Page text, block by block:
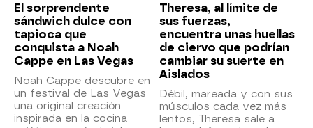
El sorprendente
sándwich dulce con
tapioca que
conquista a Noah
Cappe en Las Vegas
Noah Cappe descubre en
un festival de Las Vegas
una original creación
inspirada en la cocina
Theresa, al límite de
sus fuerzas,
encuentra unas huellas
de ciervo que podrían
cambiar su suerte en
Aislados
Débil, mareada y con sus
músculos cada vez más
lentos, Theresa sale a